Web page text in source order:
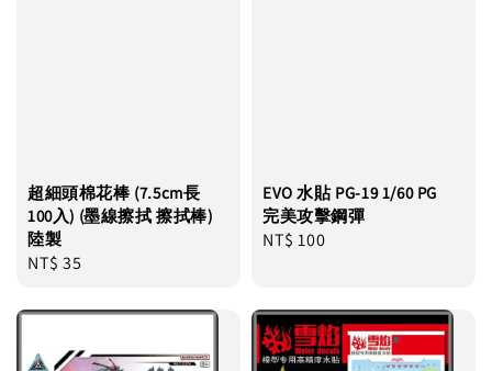
超細頭棉花棒 (7.5cm長
100入) (墨線擦拭 擦拭棒)
陸製
Regular
NT$ 35
EVO 水貼 PG-19 1/60 PG
完美攻擊鋼彈
Regular
NT$ 100